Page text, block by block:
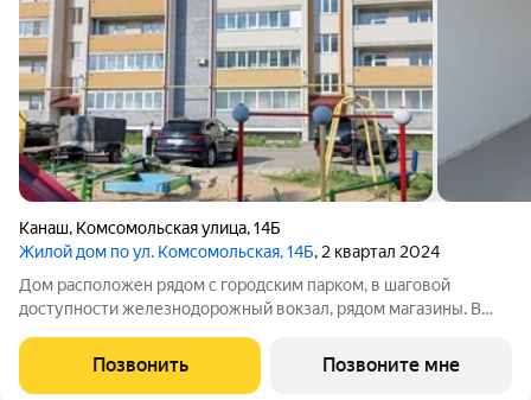
Канаш, Комсомольская улица,14Б
Жилой дом по ул. Комсомольская, 14Б, 2 квартал 2024
Дом расположен рядом с городским парком, в шаговой
доступности железнодорожный вокзал, рядом магазины. В
котел, есть радиаторы отопления, проведена электропроводка
(розетки, выключатели).
Позвонить Позвоните мне